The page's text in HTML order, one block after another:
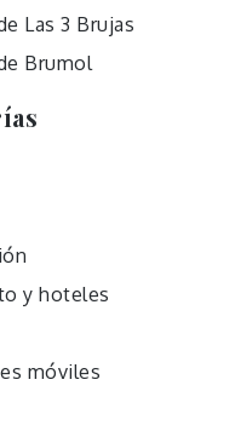
Las 3 Brujas
Brumol
y hoteles
móviles